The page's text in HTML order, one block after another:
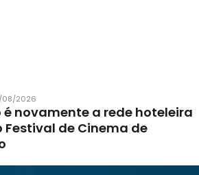
08/2026
novamente a rede hoteleira
Festival de Cinema de